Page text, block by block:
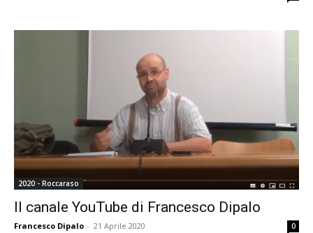
2020 - Roccaraso
Il canale YouTube di Francesco Dipalo
Francesco Dipalo - 21 Aprile 2020 0